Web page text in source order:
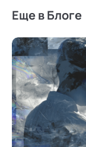
Еще в Блоге